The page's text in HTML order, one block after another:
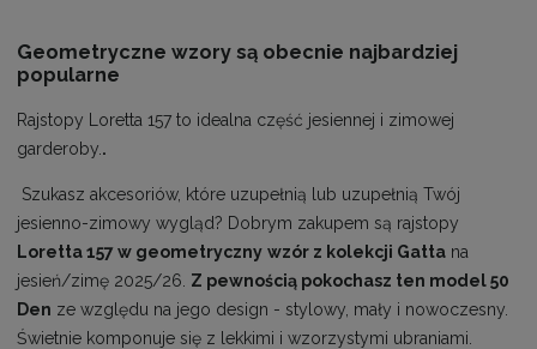
Geometryczne wzory są obecnie najbardziej
popularne
Rajstopy Loretta 157 to idealna część jesiennej i zimowej
garderoby. .
Szukasz akcesoriów, które uzupełnią lub uzupełnią Twój
jesienno-zimowy wygląd? Dobrym zakupem są rajstopy
Loretta 157 w geometryczny wzór z kolekcji Gatta na
jesień/zimę 2025/26. Z pewnością pokochasz ten model 50
Den ze względu na jego design - stylowy, mały i nowoczesny.
Świetnie komponuje się z lekkimi i wzorzystymi ubraniami.